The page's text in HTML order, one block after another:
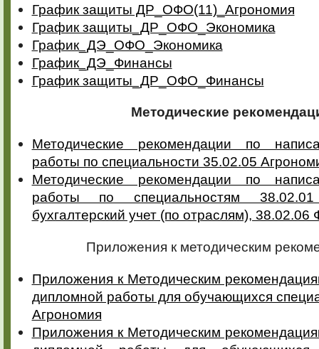
График защиты ДР_ОФО(11)_Агрономия
График защиты_ДР_ОФО_Экономика
График_ДЭ_ОФО_Экономика
График_ДЭ_Финансы
График защиты_ДР_ОФО_Финансы
Методические
Методические рекомендации по
работы по специальности 35.02.05
Методические рекомендации по
работы по специальностям
бухгалтерский учет (по отраслям), 38.02.06
Приложения к методическим
Приложения к Методическим
дипломной работы для обучающихся
Агрономия
Приложения к Методическим